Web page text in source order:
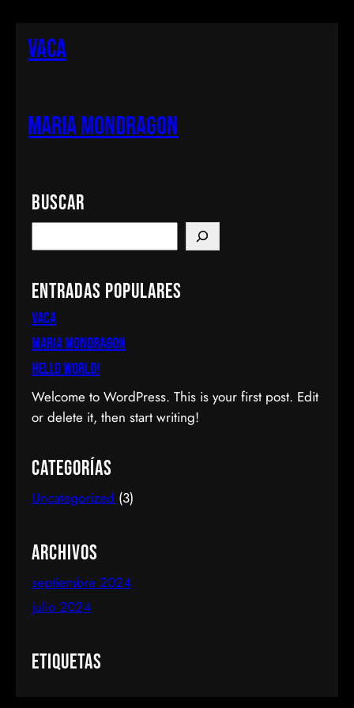
VACA
MARIA MONDRAGON
Buscar
e
r
c
h
Entradas populares
VACA
MARIA MONDRAGON
Hello world!
Welcome to WordPress. This is your first post. Edit
or delete it, then start writing!
Categorías
Uncategorized (3)
Archivos
septiembre 2024
julio 2024
Etiquetas